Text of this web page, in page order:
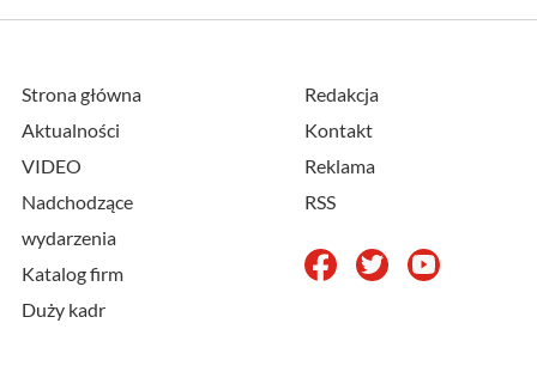
Strona główna
Aktualności
VIDEO
Nadchodzące
wydarzenia
Katalog firm
Duży kadr
Redakcja
Kontakt
Reklama
RSS